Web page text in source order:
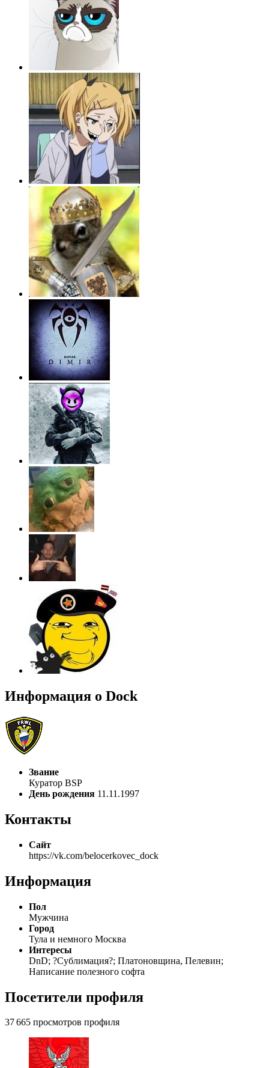
Информация о Dock
Звание
Куратор BSP
День рождения 11.11.1997
Контакты
Сайт
https://vk.com/belocerkovec_dock
Информация
Пол
Мужчина
Город
Тула и немного Москва
Интересы
DnD; ?Сублимация?; Платоновщина, Пелевин;
Написание полезного софта
Посетители профиля
37 665 просмотров профиля